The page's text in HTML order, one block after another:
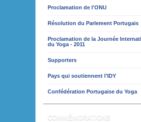
Proclamation de l'ONU
Résolution du Parlement Portugais
Proclamation de la Journée
du Yoga - 2011
Supporters
Pays qui soutiennent l'IDY
Confédération Portugaise du Yoga
COMMÉMORATIONS